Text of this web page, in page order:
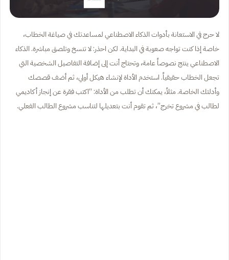
لا حرج في الاستعانة بأدوات الذكاء الاصطناعي لمساعدتك في صياغة الخطاب،
خاصة إذا كنت تواجه صعوبة في البداية. لكن احذر: لا تنسخ وتلصق مباشرة. الذكاء
الاصطناعي ينتج نصوصاً عامة، وتحتاج أنت إلى إضافة التفاصيل الشخصية التي
تجعل الخطاب حقيقياً. استخدم الأداة لإنشاء هيكل أولي، ثم أضف قصصك
وأدلتك الخاصة. مثلاً، يمكنك أن تطلب من الأداة: “اكتب فقرة عن إنجاز أكاديمي
لطالب في مشروع تخرج”، ثم تقوم أنت بتعديلها لتناسب مشروع الطالب الفعلي.